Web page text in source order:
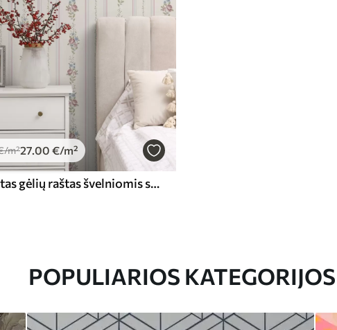
/m²27.00 €/m²
Juostuotas gėlių raštas švelniomis spalvomis
POPULIARIOS KATEGORIJOS